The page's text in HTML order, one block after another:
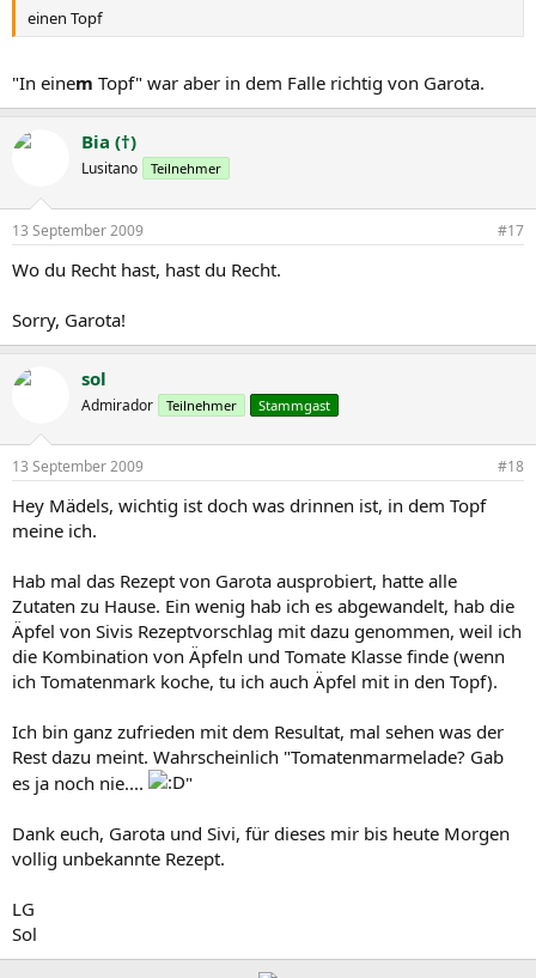
einen Topf
"In einem Topf" war aber in dem Falle richtig von Garota.
Bia (†)
Lusitano Teilnehmer
13 September 2009 #17
Wo du Recht hast, hast du Recht.
Sorry, Garota!
sol
Admirador Teilnehmer Stammgast
13 September 2009 #18
Hey Mädels, wichtig ist doch was drinnen ist, in dem Topf
meine ich.
Hab mal das Rezept von Garota ausprobiert, hatte alle
Zutaten zu Hause. Ein wenig hab ich es abgewandelt, hab die
Äpfel von Sivis Rezeptvorschlag mit dazu genommen, weil ich
die Kombination von Äpfeln und Tomate Klasse finde (wenn
ich Tomatenmark koche, tu ich auch Äpfel mit in den Topf).
Ich bin ganz zufrieden mit dem Resultat, mal sehen was der
Rest dazu meint. Wahrscheinlich "Tomatenmarmelade? Gab
es ja noch nie....
"
Dank euch, Garota und Sivi, für dieses mir bis heute Morgen
vollig unbekannte Rezept.
LG
Sol